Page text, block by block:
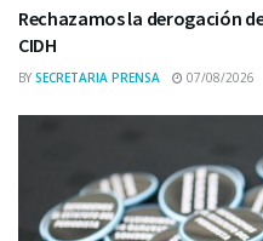
Rechazamos la derogación
CIDH
BY SECRETARIA PRENSA 07/08/2026